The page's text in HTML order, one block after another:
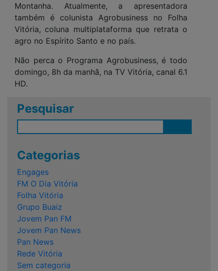
Montanha. Atualmente, a apresentadora
também é colunista Agrobusiness no Folha
Vitória, coluna multiplataforma que retrata o
agro no Espírito Santo e no país.
Não perca o Programa Agrobusiness, é todo
domingo, 8h da manhã, na TV Vitória, canal 6.1
HD.
Pesquisar
Categorias
Engages
FM O Dia Vitória
Folha Vitória
Grupo Buaiz
Jovem Pan FM
Jovem Pan News
Pan News
Rede Vitória
Sem categoria